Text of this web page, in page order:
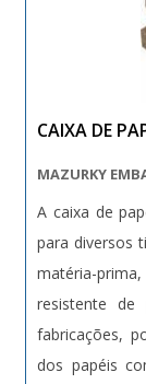
CAIXA DE
MAZURKY
A caixa de
para diversos
matéria-
resistente de
fabricações,
dos papéis